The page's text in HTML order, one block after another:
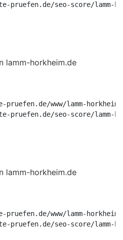
pruefen.de/seo-score/lamm-
www/lamm-
pruefen.de/seo-score/lamm-
www/lamm-
pruefen.de/seo-score/lamm-